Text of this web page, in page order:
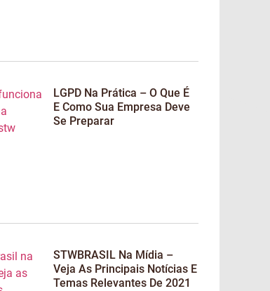
LGPD Na Prática – O Que É
E Como Sua Empresa Deve
Se Preparar
STWBRASIL Na Mídia –
Veja As Principais Notícias E
Temas Relevantes De 2021